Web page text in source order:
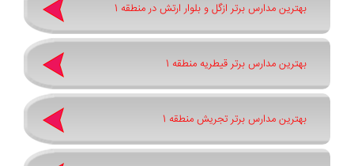
بهترین مدارس برتر ازگل و بلوار ارتش در منطقه 1
بهترین مدارس برتر قیطریه منطقه 1
بهترین مدارس برتر تجریش منطقه 1